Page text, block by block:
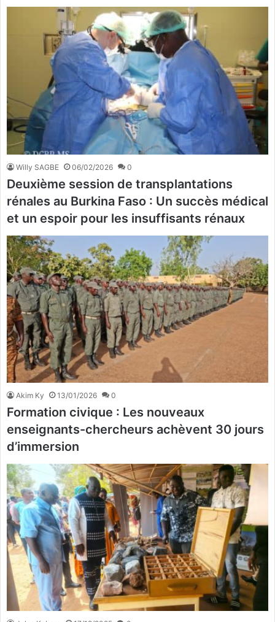
Willy SAGBE 06/02/2026 0
Deuxième session de transplantations
rénales au Burkina Faso : Un succès médical
et un espoir pour les insuffisants rénaux
Akim Ky 13/01/2026 0
Formation civique : Les nouveaux
enseignants-chercheurs achèvent 30 jours
d’immersion